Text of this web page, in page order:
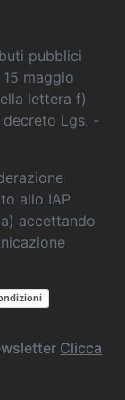
pubblici
maggio
lettera f)
Lgs. -
allo IAP
accettando
Clicca